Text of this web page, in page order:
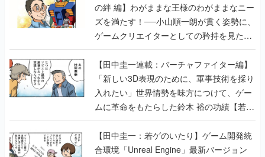
の絆 編】わがままな王様のわがままなニー
ズを満たす！──小山順一朗が貫く姿勢に、
ゲームクリエイターとしての矜持を見た
【若ゲのいたり最終回】
【田中圭一連載：バーチャファイター編】
「新しい3D表現のために、軍事技術を採り
入れたい」世界情勢を味方につけて、ゲー
ムに革命をもたらした鈴木 裕の功績【若ゲ
のいたり】
【田中圭一：若ゲのいたり】ゲーム開発統
合環境「Unreal Engine」最新バージョン